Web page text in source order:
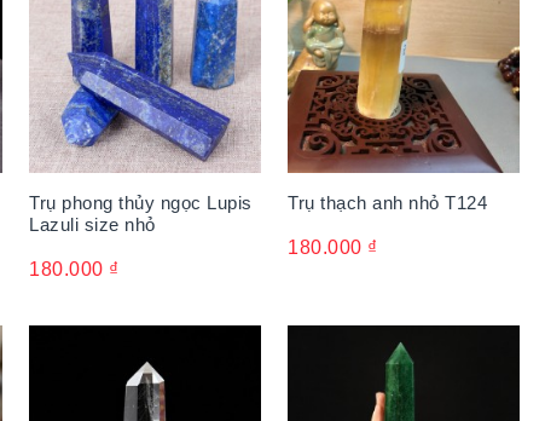
Trụ phong thủy ngọc Lupis
Lazuli size nhỏ
180.000 ₫
Trụ thạch anh nhỏ T124
180.000 ₫